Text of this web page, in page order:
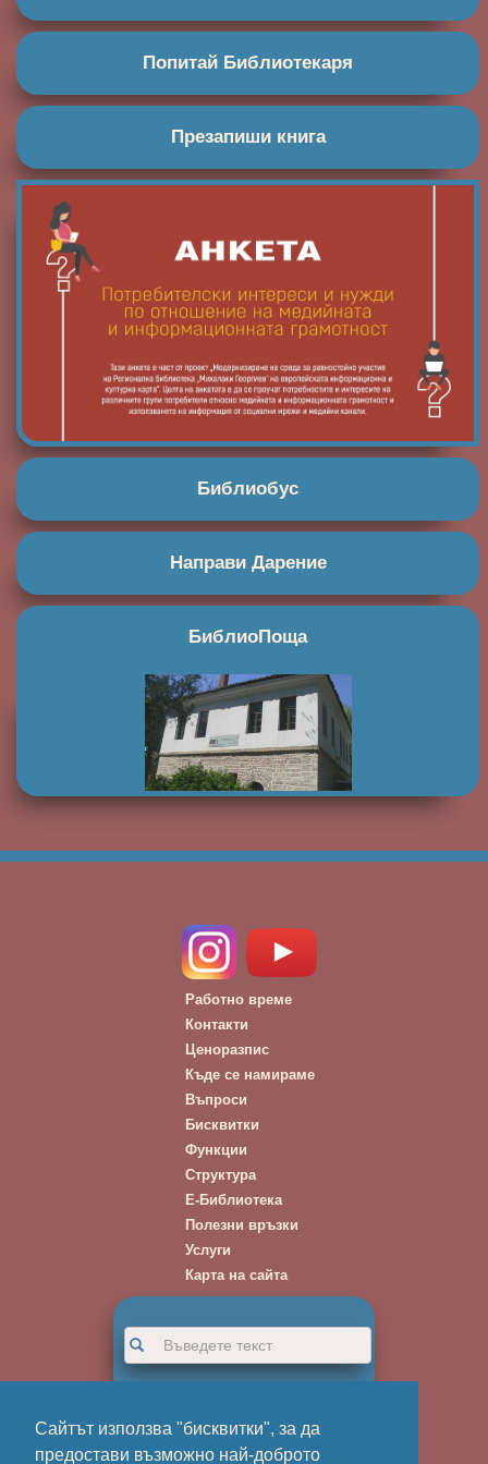
Сайтът използва "бисквитки", за да
предостави възможно най-доброто
Попитай Библиотекаря
Презапиши книга
Библиобус
Направи Дарение
БиблиоПоща
Работно време
Контакти
Ценоразпис
Къде се намираме
Въпроси
Бисквитки
Функции
Структура
Е-Библиотека
Полезни връзки
Услуги
Карта на сайта
Галерии Абонаменти